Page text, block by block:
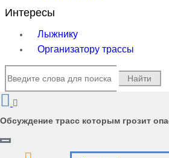
Интересы
Лыжнику
Организатору трассы
Найти
Обсуждение трасс которым грозит